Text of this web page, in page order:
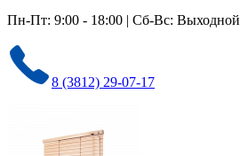
Пн-Пт: 9:00 - 18:00 | Сб-Вс: Выходной
8 (3812) 29-07-17